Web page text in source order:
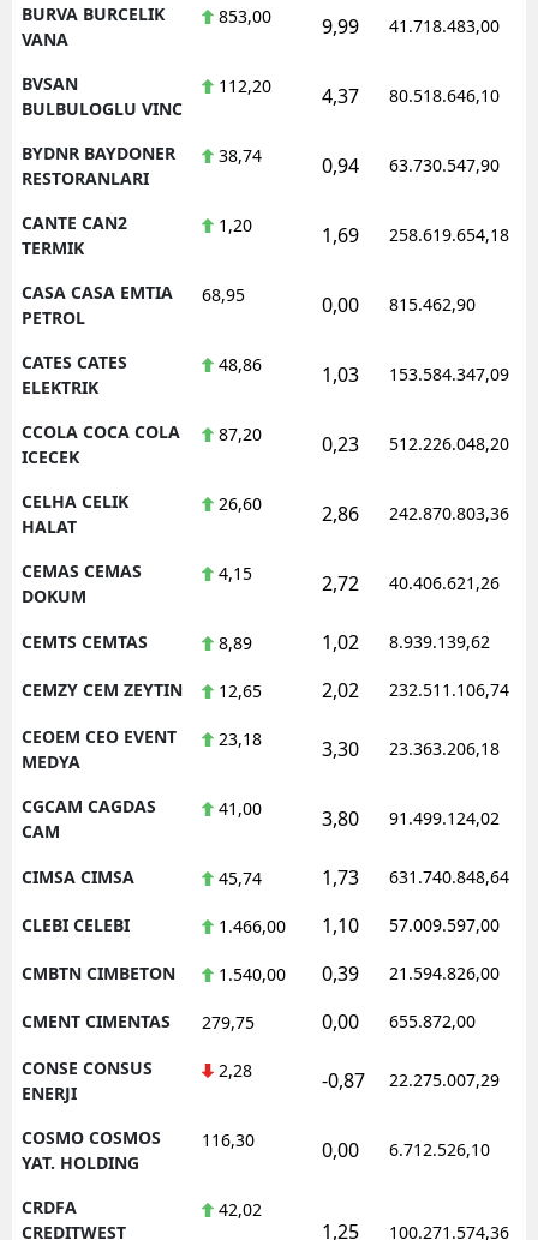
BURVA BURCELIK
VANA
853,00 9,99 41.718.483,00
BVSAN
BULBULOGLU VINC
112,20 4,37 80.518.646,10
BYDNR BAYDONER
RESTORANLARI
38,74 0,94 63.730.547,90
CANTE CAN2
TERMIK
1,20 1,69 258.619.654,18
CASA CASA EMTIA
PETROL
68,95 0,00 815.462,90
CATES CATES
ELEKTRIK
48,86 1,03 153.584.347,09
CCOLA COCA COLA
ICECEK
87,20 0,23 512.226.048,20
CELHA CELIK
HALAT
26,60 2,86 242.870.803,36
CEMAS CEMAS
DOKUM
4,15 2,72 40.406.621,26
CEMTS CEMTAS 8,89 1,02 8.939.139,62
CEMZY CEM ZEYTIN 12,65 2,02 232.511.106,74
CEOEM CEO EVENT
MEDYA
23,18 3,30 23.363.206,18
CGCAM CAGDAS
CAM
41,00 3,80 91.499.124,02
CIMSA CIMSA 45,74 1,73 631.740.848,64
CLEBI CELEBI 1.466,00 1,10 57.009.597,00
CMBTN CIMBETON 1.540,00 0,39 21.594.826,00
CMENT CIMENTAS 279,75 0,00 655.872,00
CONSE CONSUS
ENERJI
2,28 -0,87 22.275.007,29
COSMO COSMOS
YAT. HOLDING
116,30 0,00 6.712.526,10
CRDFA
CREDITWEST
42,02
1,25 100.271.574,36